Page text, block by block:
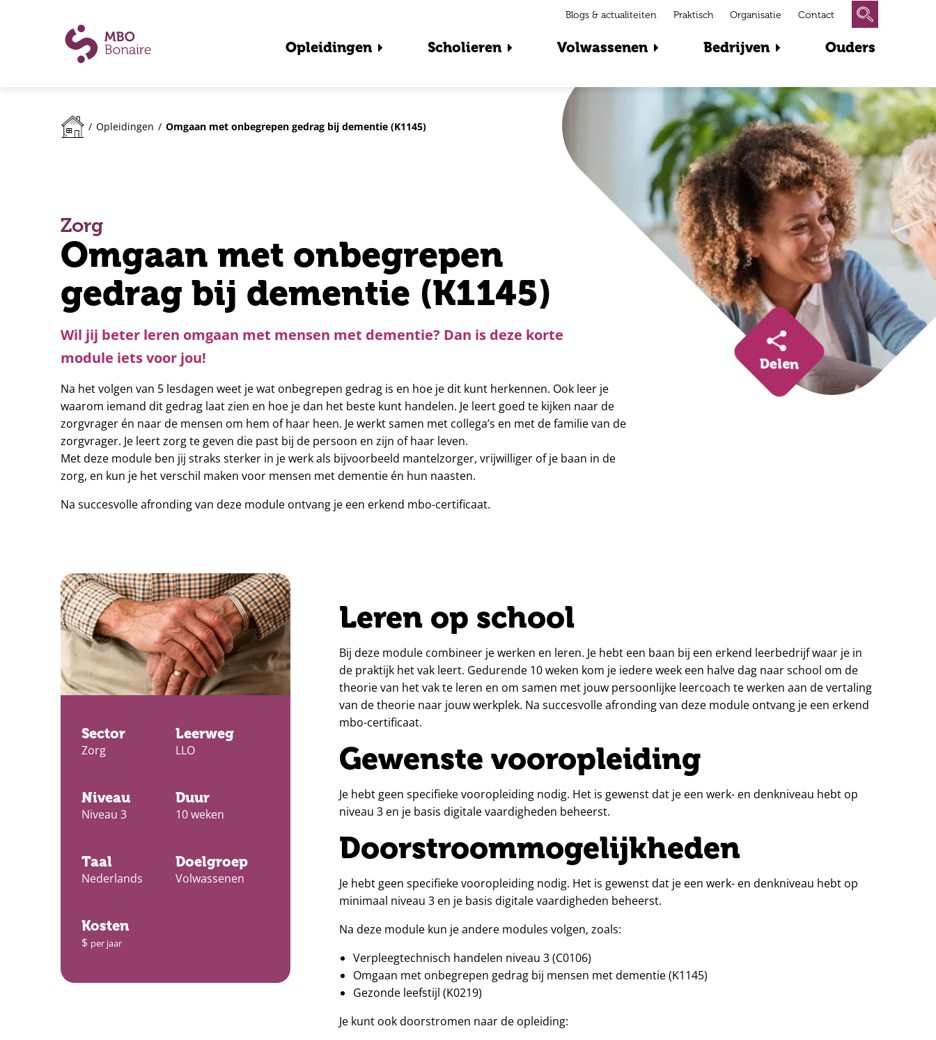
Opleidingen Scholieren Volwassenen Bedrijven Ouders
Blogs & actualiteiten Praktisch Organisatie Contact
Delen
/ Opleidingen / Omgaan met onbegrepen gedrag bij dementie (K1145)
Zorg
Omgaan met onbegrepen
gedrag bij dementie (K1145)
Wil jij beter leren omgaan met mensen met dementie? Dan is deze korte
module iets voor jou!
Na het volgen van 5 lesdagen weet je wat onbegrepen gedrag is en hoe je dit kunt herkennen. Ook leer je
waarom iemand dit gedrag laat zien en hoe je dan het beste kunt handelen. Je leert goed te kijken naar de
zorgvrager én naar de mensen om hem of haar heen. Je werkt samen met collega’s en met de familie van de
zorgvrager. Je leert zorg te geven die past bij de persoon en zijn of haar leven.
Met deze module ben jij straks sterker in je werk als bijvoorbeeld mantelzorger, vrijwilliger of je baan in de
zorg, en kun je het verschil maken voor mensen met dementie én hun naasten.
Na succesvolle afronding van deze module ontvang je een erkend mbo-certificaat.
Sector
Zorg
Leerweg
LLO
Niveau
Niveau 3
Duur
10 weken
Taal
Nederlands
Doelgroep
Volwassenen
Kosten
$ per jaar
Leren op school
Bij deze module combineer je werken en leren. Je hebt een baan bij een erkend leerbedrijf waar je in
de praktijk het vak leert. Gedurende 10 weken kom je iedere week een halve dag naar school om de
theorie van het vak te leren en om samen met jouw persoonlijke leercoach te werken aan de vertaling
van de theorie naar jouw werkplek. Na succesvolle afronding van deze module ontvang je een erkend
mbo-certificaat.
Gewenste vooropleiding
Je hebt geen specifieke vooropleiding nodig. Het is gewenst dat je een werk- en denkniveau hebt op
niveau 3 en je basis digitale vaardigheden beheerst.
Doorstroommogelijkheden
Je hebt geen specifieke vooropleiding nodig. Het is gewenst dat je een werk- en denkniveau hebt op
minimaal niveau 3 en je basis digitale vaardigheden beheerst.
Na deze module kun je andere modules volgen, zoals:
Verpleegtechnisch handelen niveau 3 (C0106)
Omgaan met onbegrepen gedrag bij mensen met dementie (K1145)
Gezonde leefstijl (K0219)
Je kunt ook doorstromen naar de opleiding: